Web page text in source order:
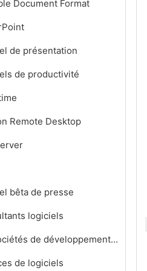
Document Format
de présentation
de productivité
Remote Desktop
bêta de presse
logiciels
Les sociétés de développement de logiciels
de logiciels